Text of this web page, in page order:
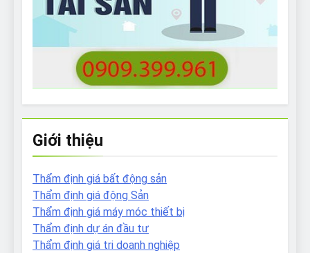
Giới thiệu
Thẩm định giá bất động sản
Thẩm định giá động Sản
Thẩm định giá máy móc thiết bị
Thẩm định dự án đầu tư
Thẩm định giá tri doanh nghiệp